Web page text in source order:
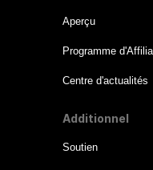
Aperçu
Programme
Centre d'actualités
Additionnel
Soutien